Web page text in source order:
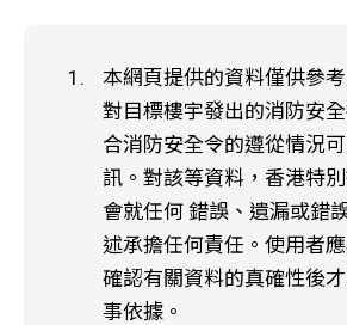
本網頁提供的資料僅供參
對目標樓宇發出的消防安
合消防安全令的遵從情況
訊。對該等資料，香港特
會就任何 錯誤、遺漏或錯
述承擔任何責任。使用者
確認有關資料的真確性後
事依據。